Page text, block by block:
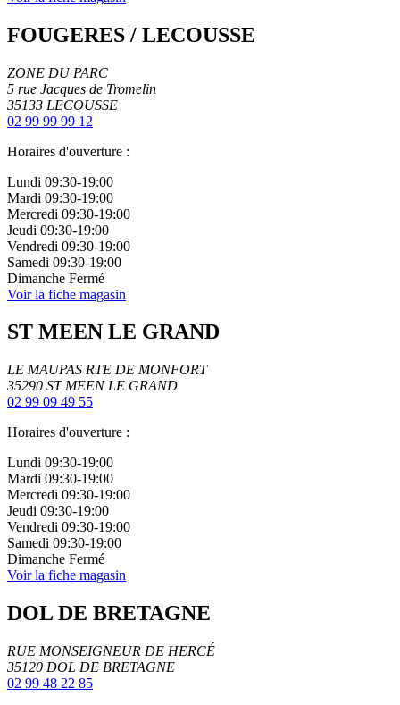
FOUGERES / LECOUSSE
ZONE DU PARC
5 rue Jacques de Tromelin
35133 LECOUSSE
02 99 99 99 12
Horaires d'ouverture :
Lundi 09:30-19:00
Mardi 09:30-19:00
Mercredi 09:30-19:00
Jeudi 09:30-19:00
Vendredi 09:30-19:00
Samedi 09:30-19:00
Dimanche Fermé
Voir la fiche magasin
ST MEEN LE GRAND
LE MAUPAS RTE DE MONFORT
35290 ST MEEN LE GRAND
02 99 09 49 55
Horaires d'ouverture :
Lundi 09:30-19:00
Mardi 09:30-19:00
Mercredi 09:30-19:00
Jeudi 09:30-19:00
Vendredi 09:30-19:00
Samedi 09:30-19:00
Dimanche Fermé
Voir la fiche magasin
DOL DE BRETAGNE
RUE MONSEIGNEUR DE HERCÉ
35120 DOL DE BRETAGNE
02 99 48 22 85